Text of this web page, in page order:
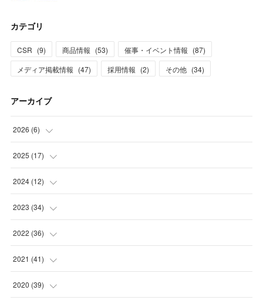
カテゴリ
CSR (9) 商品情報 (53) 催事・イベント情報 (87)
メディア掲載情報 (47) 採用情報 (2) その他 (34)
アーカイブ
2026 (6)
(1
(3
(2
2025 (17)
(1
(2
(5
(1
2024 (12)
(1
(1
(2
(1
2023 (34)
(2
(1
(7
2022 (36)
(3
(3
2021 (41)
(3
2020 (39)